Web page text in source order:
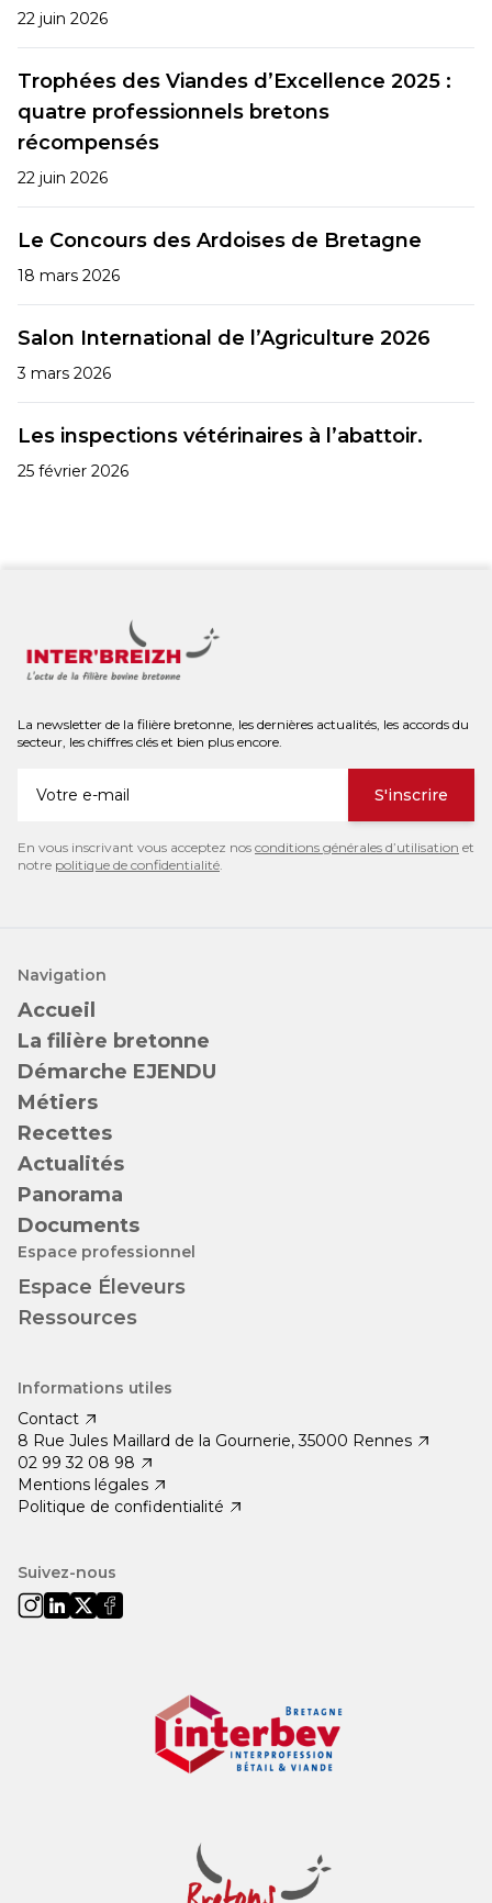
22 juin 2026
Trophées des Viandes d’Excellence 2025 :
quatre professionnels bretons
récompensés
22 juin 2026
Le Concours des Ardoises de Bretagne
18 mars 2026
Salon International de l’Agriculture 2026
3 mars 2026
Les inspections vétérinaires à l’abattoir.
25 février 2026
La newsletter de la filière bretonne, les dernières actualités, les accords du
secteur, les chiffres clés et bien plus encore.
S'inscrire
En vous inscrivant vous acceptez nos conditions générales d’utilisation et
notre politique de confidentialité.
Navigation
Accueil
La filière bretonne
Démarche EJENDU
Métiers
Recettes
Actualités
Panorama
Documents
Espace professionnel
Espace Éleveurs
Ressources
Informations utiles
Contact
8 Rue Jules Maillard de la Gournerie, 35000 Rennes
02 99 32 08 98
Mentions légales
Politique de confidentialité
Suivez-nous